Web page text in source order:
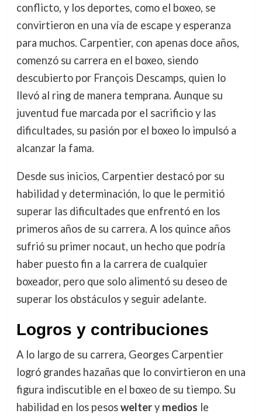
conflicto, y los deportes, como el boxeo, se
convirtieron en una vía de escape y esperanza
para muchos. Carpentier, con apenas doce años,
comenzó su carrera en el boxeo, siendo
descubierto por François Descamps, quien lo
llevó al ring de manera temprana. Aunque su
juventud fue marcada por el sacrificio y las
dificultades, su pasión por el boxeo lo impulsó a
alcanzar la fama.
Desde sus inicios, Carpentier destacó por su
habilidad y determinación, lo que le permitió
superar las dificultades que enfrentó en los
primeros años de su carrera. A los quince años
sufrió su primer nocaut, un hecho que podría
haber puesto fin a la carrera de cualquier
boxeador, pero que solo alimentó su deseo de
superar los obstáculos y seguir adelante.
Logros y contribuciones
A lo largo de su carrera, Georges Carpentier
logró grandes hazañas que lo convirtieron en una
figura indiscutible en el boxeo de su tiempo. Su
habilidad en los pesosweltery medios le